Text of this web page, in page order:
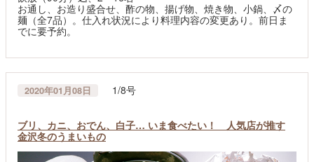
お通し、お造り盛合せ、酢の物、揚げ物、焼き物、小鍋、〆の
麺（全7品）。仕入れ状況により料理内容の変更あり。前日ま
でに要予約。
2020年01月08日 1/8号
ブリ、カニ、おでん、白子… いま食べたい！ 人気店が推す
金沢冬のうまいもの